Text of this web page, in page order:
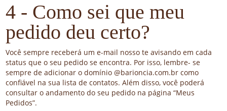
4 - Como sei que meu
pedido deu certo?
Você sempre receberá um e-mail nosso te avisando em cada
status que o seu pedido se encontra. Por isso, lembre- se
sempre de adicionar o domínio @barioncia.com.br como
confiável na sua lista de contatos. Além disso, você poderá
consultar o andamento do seu pedido na página “Meus
Pedidos”.